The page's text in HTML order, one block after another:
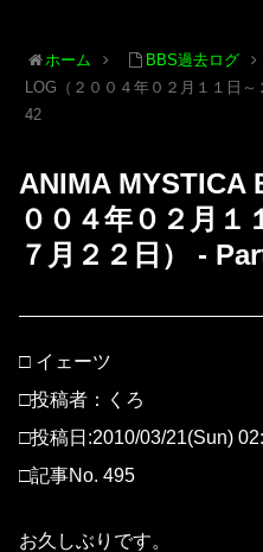
ホーム BBS過去ログ
LOG（２００４年０２月１１日
42
ANIMA MYSTICA
００４年０２月１
７月２２日） -
□ イェーツ
□投稿者：くろ
□投稿日:2010/03/21(Sun)
□記事No. 495
お久しぶりです。